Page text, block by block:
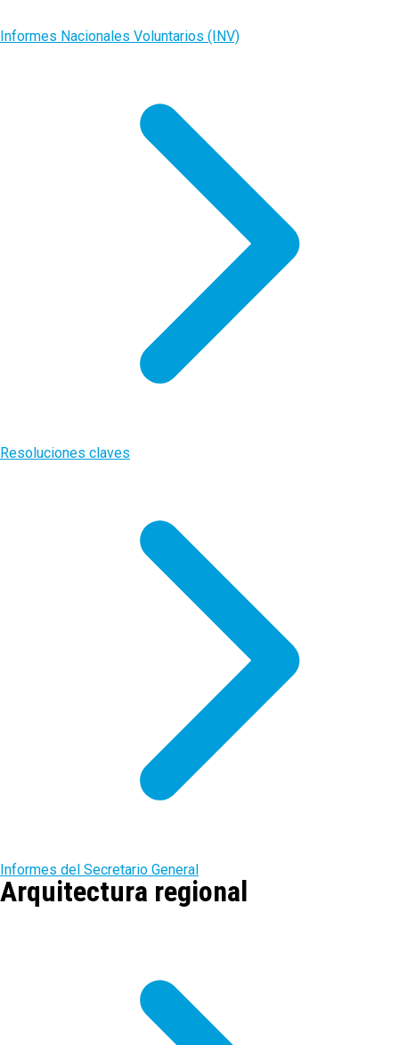
Informes Nacionales Voluntarios (INV)
Resoluciones claves
Informes del Secretario General
Arquitectura regional